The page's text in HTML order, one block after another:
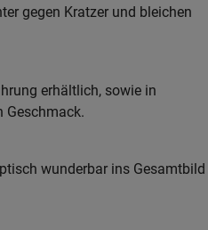
gegen Kratzer und bleichen
erhältlich, sowie in
Geschmack.
wunderbar ins Gesamtbild